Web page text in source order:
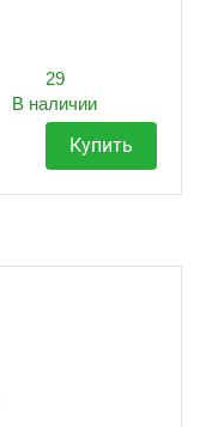
29
В наличии
Купить